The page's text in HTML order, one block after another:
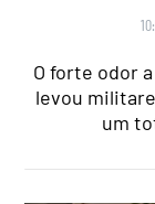
O forte odor
levou
um